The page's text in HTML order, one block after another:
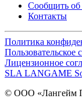
Сообщить
Контакты
Политика
Пользовательское
Лицензионное
SLA LANGAME
© ООО «Лангейм